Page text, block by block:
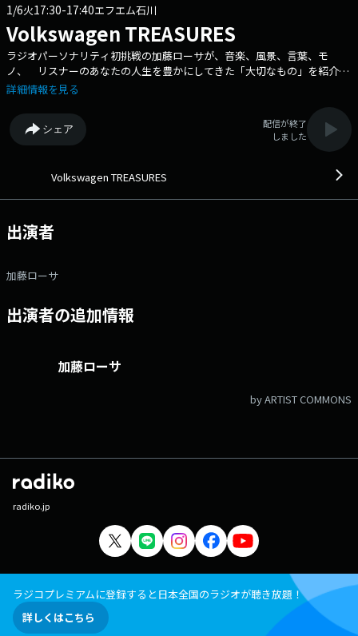
1/6火17:30-17:40エフエム石川
Volkswagen TREASURES
ラジオパーソナリティ初挑戦の加藤ローサが、音楽、風景、言葉、モ
ノ、 リスナーのあなたの人生を豊かにしてきた「大切なもの」を紹介す
る番組 『Volkswagen TREASURES』 火曜日のテーマは、風景「心の
いる大切なトレジャーズに、エピソードをそえて、 番組ホームページの
メッセージ・フォームからお送りください。 紹介した方には、番組オ
リジナルデザインのQUOカードPay 3,000円分をプレゼント！ 番組
https://www.tfm.co.jp/f/treasures/message Xハッシュタグは「#ト
詳細情報を見る
シェア
配信が終了
しました
Volkswagen TREASURES
出演者
加藤ローサ
出演者の追加情報
加藤ローサ
by ARTIST COMMONS
radiko.jp
ラジコプレミアムに登録すると日本全国のラジオが聴き放題！
詳しくはこちら